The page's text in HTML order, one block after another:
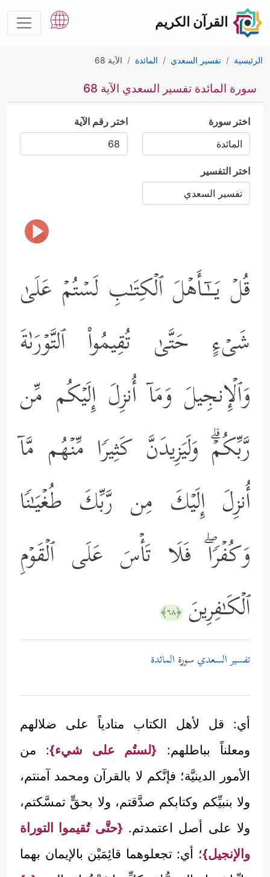
القرآن الكريم
الرئيسية تفسير السعدي المائدة الآية 68
سورة المائدة تفسير السعدي الآية 68
اختر سورة اختر رقم الآية
اختر التفسير
قُلۡ یَــٰۤـأَهۡلَ ٱلۡكِتَـٰبِ لَسۡتُمۡ عَلَىٰ
شَیۡءٍ حَتَّىٰ تُقِیمُواْ ٱلتَّوۡرَىٰةَ
وَٱلۡإِنجِیلَ وَمَاۤ أُنزِلَ إِلَیۡكُم مِّن
رَّبِّكُمۡۗ وَلَیَزِیدَنَّ كَثِیرࣰا مِّنۡهُم مَّاۤ
أُنزِلَ إِلَیۡكَ مِن رَّبِّكَ طُغۡیَـٰنࣰا
وَكُفۡرࣰاۖ فَلَا تَأۡسَ عَلَى ٱلۡقَوۡمِ
ٱلۡكَـٰفِرِینَ ﴿٦٨﴾
تفسير السعدي سورة المائدة
أي: قل لأهل الكتاب منادياً على ضلالهم
ومعلناً بباطلهم: {لستُم على شيء}: من
الأمور الدينيَّة؛ فإنَّكم لا بالقرآن ومحمد آمنتم،
ولا بنبيِّكم وكتابكم صدَّقتم، ولا بحقٍّ تمسَّكتم،
ولا على أصل اعتمدتم. {حتَّى تُقيموا التوراة
والإنجيل}؛ أي: تجعلوهما قائِمَيْن بالإيمان بهما